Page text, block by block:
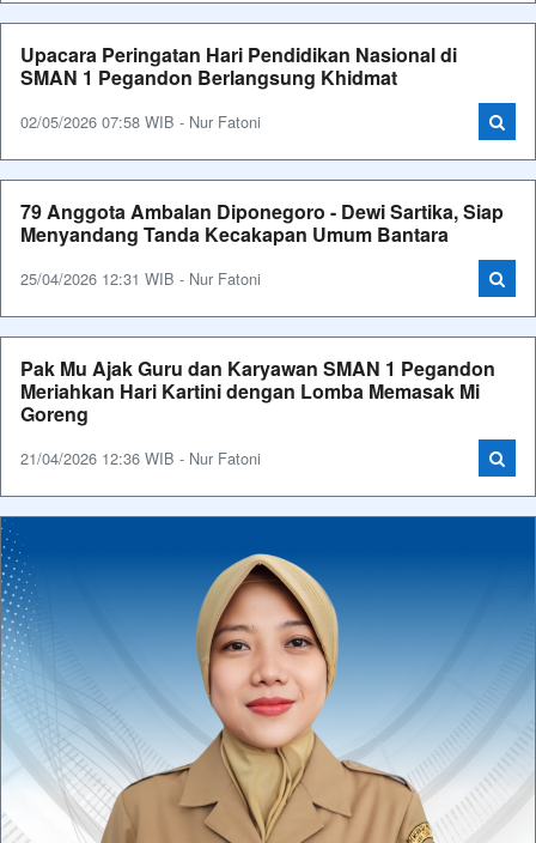
Upacara Peringatan Hari Pendidikan Nasional di
SMAN 1 Pegandon Berlangsung Khidmat
02/05/2026 07:58 WIB - Nur Fatoni
79 Anggota Ambalan Diponegoro - Dewi Sartika, Siap
Menyandang Tanda Kecakapan Umum Bantara
25/04/2026 12:31 WIB - Nur Fatoni
Pak Mu Ajak Guru dan Karyawan SMAN 1 Pegandon
Meriahkan Hari Kartini dengan Lomba Memasak Mi
Goreng
21/04/2026 12:36 WIB - Nur Fatoni